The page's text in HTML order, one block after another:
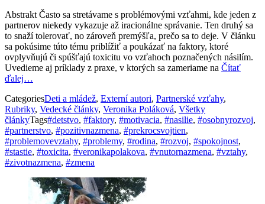
Abstrakt Často sa stretávame s problémovými vzťahmi, kde jeden z
partnerov niekedy vykazuje až iracionálne správanie. Ten druhý sa
to snaží tolerovať, no zároveň premýšľa, prečo sa to deje. V článku
sa pokúsime túto tému priblížiť a poukázať na faktory, ktoré
ovplyvňujú či spúšťajú toxicitu vo vzťahoch poznačených násilím.
Uvedieme aj príklady z praxe, v ktorých sa zameriame na Čítať
ďalej…
CategoriesDeti a mládež, Externí autori, Partnerské vzťahy,
Rubriky, Vedecké články, Veronika Poláková, Všetky
článkyTags#detstvo, #faktory, #motivacia, #nasilie, #osobnyrozvoj,
#partnerstvo, #pozitivnazmena, #prekrocsvojtien,
#problemovevztahy, #problemy, #rodina, #rozvoj, #spokojnost,
#stastie, #toxicita, #veronikapolakova, #vnutornazmena, #vztahy,
#zivotnazmena, #zmena